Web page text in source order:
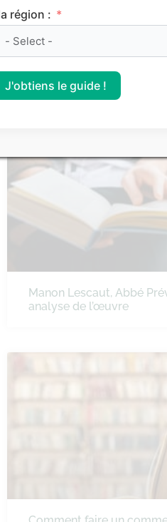
Les
plus
Manon Lescaut, Abbé
analyse de l’œuvre
région :
J'obtiens le guide !